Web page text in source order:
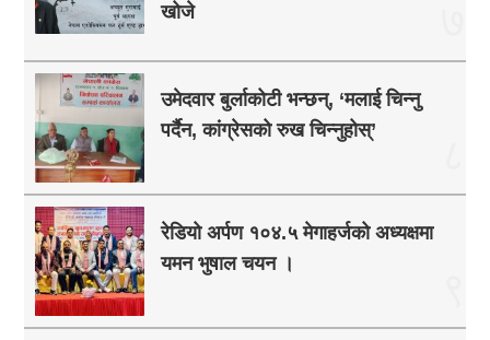
खोजे
उमेदवार बुर्लाकोटी भन्छन्, ‘मलाई चिन्नु
पर्दैन, कांग्रेसको रुख चिन्नुहोस्’
रेडियो अर्पण १०४.५ मेगाहर्जको अध्यक्षमा
यमन भुषाल चयन ।